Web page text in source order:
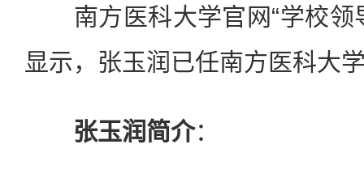
南方医科大学官网“学校领
显示，张玉润已任南方医科大
张玉润简介：